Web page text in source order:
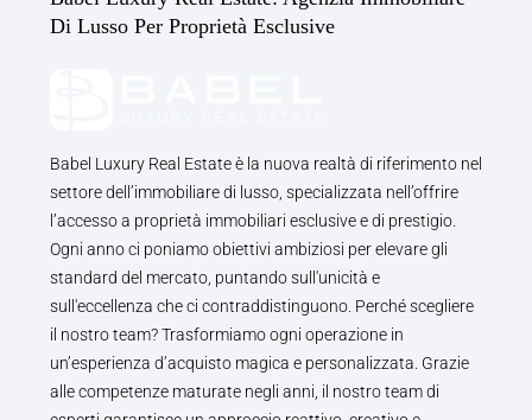
Di Lusso Per Proprietà Esclusive
Babel Luxury Real Estate è la nuova realtà di riferimento nel
settore dell’immobiliare di lusso, specializzata nell’offrire
l’accesso a proprietà immobiliari esclusive e di prestigio.
Ogni anno ci poniamo obiettivi ambiziosi per elevare gli
standard del mercato, puntando sull'unicità e
sull'eccellenza che ci contraddistinguono. Perché scegliere
il nostro team? Trasformiamo ogni operazione in
un’esperienza d’acquisto magica e personalizzata. Grazie
alle competenze maturate negli anni, il nostro team di